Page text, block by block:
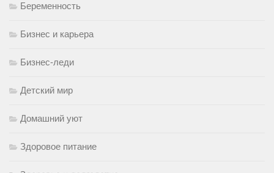
Беременность
Бизнес и карьера
Бизнес-леди
Детский мир
Домашний уют
Здоровое питание